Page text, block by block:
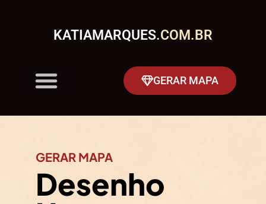
KATIAMARQUES.COM.BR
GERAR MAPA
GERAR MAPA
Desenho